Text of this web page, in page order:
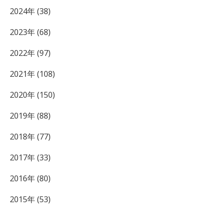
2024年 (38)
2023年 (68)
2022年 (97)
2021年 (108)
2020年 (150)
2019年 (88)
2018年 (77)
2017年 (33)
2016年 (80)
2015年 (53)